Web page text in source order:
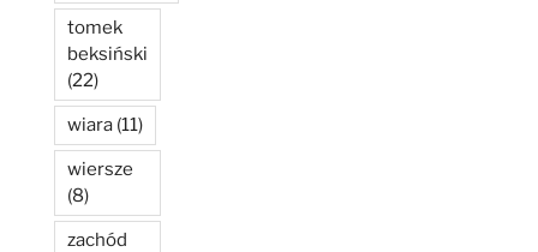
tomek
beksiński
(22)
wiara (11)
wiersze
(8)
zachód